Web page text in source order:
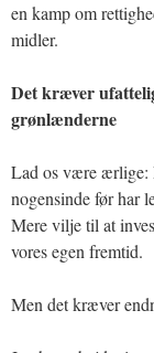
en kamp om
midler.
Det kræver
grønlænderne
Lad os være ærlige:
nogensinde før har
Mere vilje til at
vores egen fremtid.
Men det kræver